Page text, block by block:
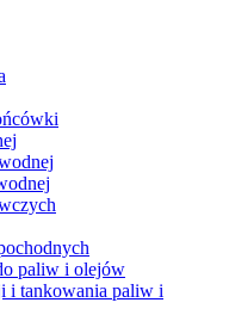
paliw i olejów
i tankowania paliw i